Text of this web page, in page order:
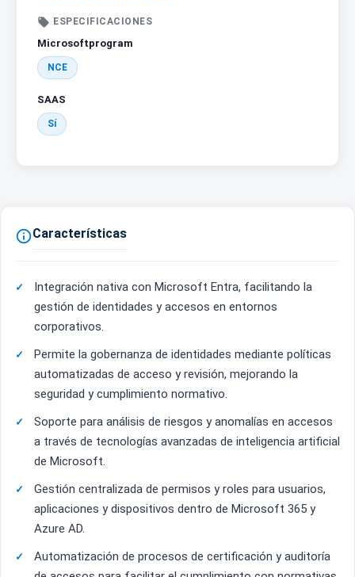
 ESPECIFICACIONES
Microsoftprogram
NCE
SAAS
Sí
Características
Integración nativa con Microsoft Entra, facilitando la
gestión de identidades y accesos en entornos
corporativos.
Permite la gobernanza de identidades mediante políticas
automatizadas de acceso y revisión, mejorando la
seguridad y cumplimiento normativo.
Soporte para análisis de riesgos y anomalías en accesos
a través de tecnologías avanzadas de inteligencia artificial
de Microsoft.
Gestión centralizada de permisos y roles para usuarios,
aplicaciones y dispositivos dentro de Microsoft 365 y
Azure AD.
Automatización de procesos de certificación y auditoría